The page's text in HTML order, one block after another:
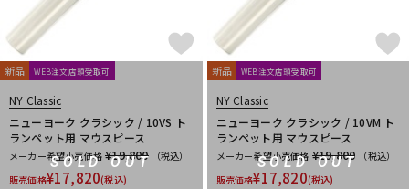
SOLD OUT
新品 WEB注文店頭受取可
NY Classic
ニューヨーク クラシック / 10VS ト
ランペット用 マウスピース
メーカー希望小売価格 ¥19,800
（税込）
販売価格¥17,820(税込)
SOLD OUT
新品 WEB注文店頭受取可
NY Classic
ニューヨーク クラシック / 10VM ト
ランペット用 マウスピース
メーカー希望小売価格 ¥19,800
（税込）
販売価格¥17,820(税込)